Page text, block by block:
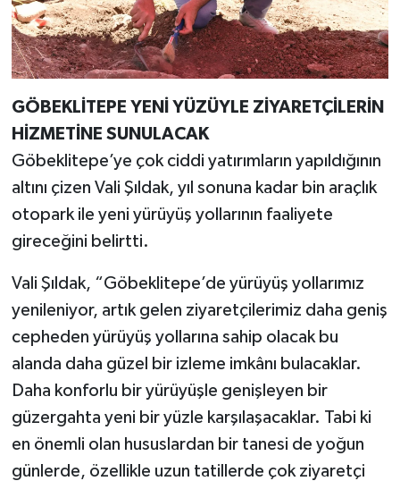
GÖBEKLİTEPE YENİ YÜZÜYLE ZİYARETÇİLERİN
HİZMETİNE SUNULACAK
Göbeklitepe’ye çok ciddi yatırımların yapıldığının
altını çizen Vali Şıldak, yıl sonuna kadar bin araçlık
otopark ile yeni yürüyüş yollarının faaliyete
gireceğini belirtti.
Vali Şıldak, “Göbeklitepe’de yürüyüş yollarımız
yenileniyor, artık gelen ziyaretçilerimiz daha geniş
cepheden yürüyüş yollarına sahip olacak bu
alanda daha güzel bir izleme imkânı bulacaklar.
Daha konforlu bir yürüyüşle genişleyen bir
güzergahta yeni bir yüzle karşılaşacaklar. Tabi ki
en önemli olan hususlardan bir tanesi de yoğun
günlerde, özellikle uzun tatillerde çok ziyaretçi